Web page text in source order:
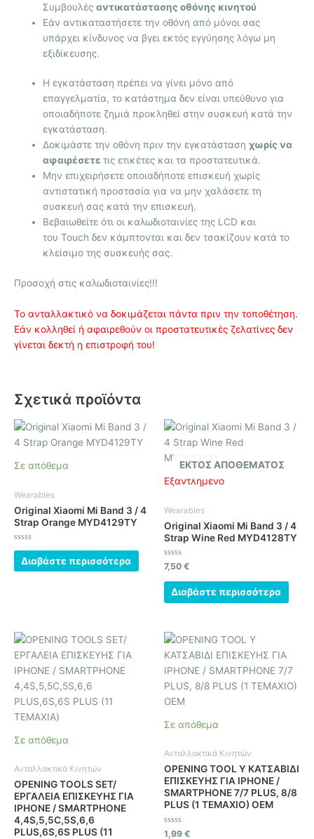
Συμβουλέςαντικατάστασης οθόνης κινητού
Εάν αντικαταστήσετε την οθόνη από μόνοι σας
υπάρχει κίνδυνος να βγει εκτός εγγύησης λόγω μη
εξιδίκευσης.
Η εγκατάσταση πρέπει να γίνει μόνο από
επαγγελματία, το κατάστημα δεν είναι υπεύθυνο για
οποιαδήποτε ζημιά προκληθεί στην συσκευή κατά την
εγκατάσταση.
Δοκιμάστε την οθόνη πριν την εγκατάστασηχωρίς να
αφαιρέσετετις ετικέτες και τα προστατευτικά.
Μην επιχειρήσετε οποιαδήποτε επισκευή χωρίς
αντιστατική προστασία για να μην χαλάσετε τη
συσκευή σας κατά την επισκευή.
Βεβαιωθείτε ότι οι καλωδιοταινίες της LCD και
του Touch δεν κάμπτονται και δεν τσακίζουν κατά το
κλείσιμο της συσκευής σας.
Προσοχή στις καλωδιοταινίες!!!
Το ανταλλακτικό να δοκιμάζεται πάντα πριν την τοποθέτηση.
Εάν κολληθεί ή αφαιρεθούν οι προστατευτικές ζελατίνες δεν
γίνεται δεκτή η επιστροφή του!
Σχετικά προϊόντα
Σε απόθεμα
Wearables
Original Xiaomi Mi Band 3 / 4
Strap Orange MYD4129TY
Βαθμολογήθηκε
από
Διαβάστε περισσότερα
ΕΚΤΌΣ ΑΠΟΘΈΜΑΤΟΣ
Εξαντλημένο
Wearables
Original Xiaomi Mi Band 3 / 4
Strap Wine Red MYD4128TY
Βαθμολογήθηκε
με
0
από
7,50 €
Διαβάστε περισσότερα
Σε απόθεμα
Ανταλλακτικά Κινητών
OPENING TOOLS SET/
ΕΡΓΑΛΕΙΑ ΕΠΙΣΚΕΥΗΣ ΓΙΑ
IPHONE / SMARTPHONE
4,4S,5,5C,5S,6,6
PLUS,6S,6S PLUS (11
Σε απόθεμα
Ανταλλακτικά Κινητών
OPENING TOOL Y ΚΑΤΣΑΒΙΔΙ
ΕΠΙΣΚΕΥΗΣ ΓΙΑ IPHONE /
SMARTPHONE 7/7 PLUS, 8/8
PLUS (1 ΤΕΜΑΧΙΟ) OEM
Βαθμολογήθηκε
1,99 €